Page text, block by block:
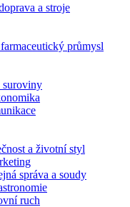
a stroje
průmysl
suroviny
a životní styl
správa a soudy
ruch